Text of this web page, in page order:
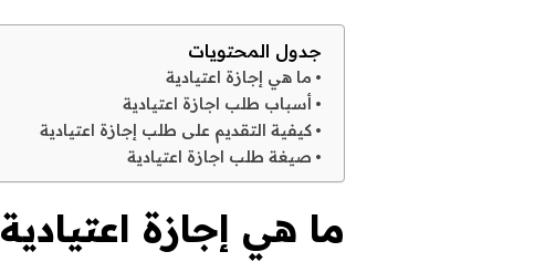
ل
ب
ا
جدول المحتويات
ما هي إجازة اعتيادية
أسباب طلب اجازة اعتيادية
كيفية التقديم على طلب إجازة اعتيادية
صيغة طلب اجازة اعتيادية
ما هي إجازة اعتيادية